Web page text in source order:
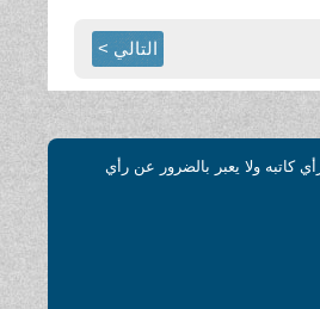
التالي >
كاتبه ولا يعبر بالضرور عن رأي